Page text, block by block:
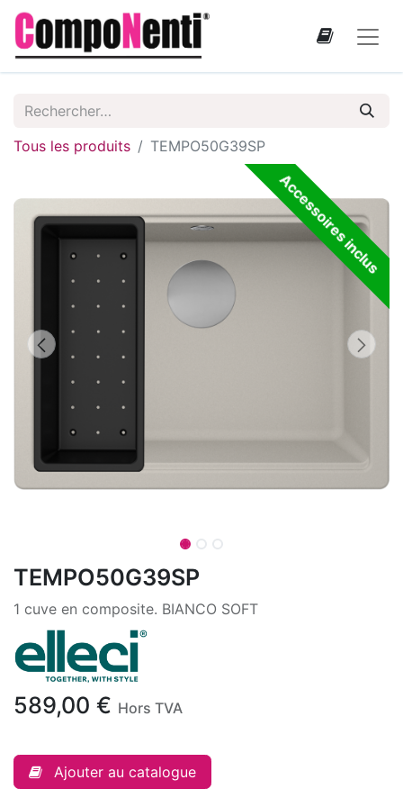
Tous les produits TEMPO50G39SP
Accessoires inclus
TEMPO50G39SP
1 cuve en composite. BIANCO SOFT
589,00 € Hors TVA
Ajouter au catalogue